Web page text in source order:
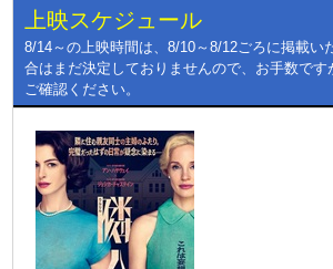
上映スケジュール
8/14～の上映時間は、8/10～8/12ごろに掲載い
合はまだ決定しておりませんので、お手数で
ご確認ください。